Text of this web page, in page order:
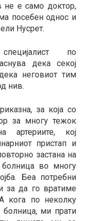
не е само доктор,
посебен однос и
Нусрет.
по
дека секој
неговиот тим
нив.
за која со
за многу тежок
артериите, кој
пристап и
застана на
во многу
Беа потребни
за да го вратиме
кога по неколку
ми прати